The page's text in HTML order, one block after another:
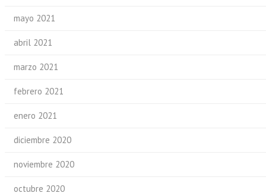
mayo 2021
abril 2021
marzo 2021
febrero 2021
enero 2021
diciembre 2020
noviembre 2020
octubre 2020